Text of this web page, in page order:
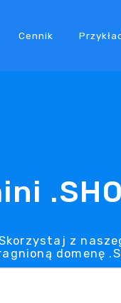
Cennik
z
domenę